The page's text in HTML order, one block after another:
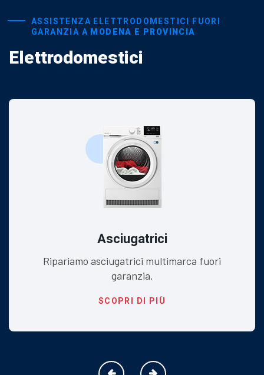
ASSISTENZA ELETTRODOMESTICI FUORI
GARANZIA A MODENA E PROVINCIA
Elettrodomestici
Asciugatrici
Ripariamo asciugatrici multimarca fuori
garanzia.
SCOPRI DI PIÙ